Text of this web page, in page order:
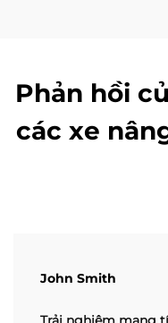
Phản hồi
các xe
John Smith